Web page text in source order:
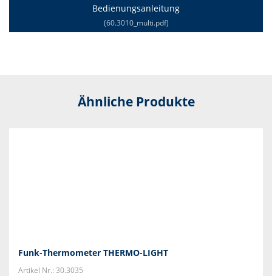
Bedienungsanleitung
(60.3010_multi.pdf)
Ähnliche Produkte
Funk-Thermometer THERMO-LIGHT
Artikel Nr.: 30.3035